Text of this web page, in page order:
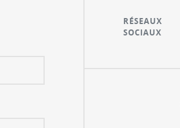
RÉSEAUX
SOCIAUX